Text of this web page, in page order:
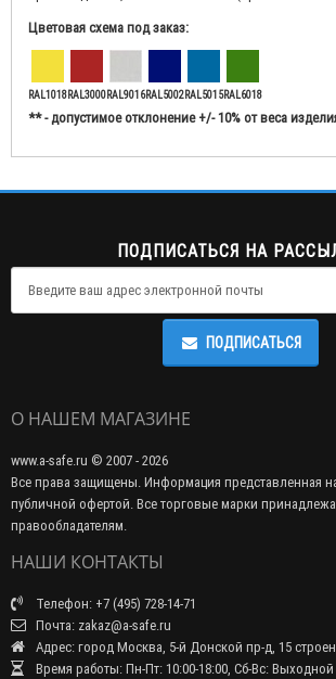
Цветовая схема под заказ:
RAL1018RAL3000RAL9016RAL5002RAL5015RAL6018
** - допустимое отклонение +/- 10% от веса
ПОДПИСАТЬСЯ НА
ПОДПИСАТЬСЯ
О НАШЕМ МАГАЗИНЕ
www.a-safe.ru © 2007 - 2026
Все права защищены. Информация представленная на
публичной офертой. Все торговые марки
правообладателям.
НАШИ КОНТАКТЫ
Телефон: +7 (495) 728-14-71
Почта: zakaz@a-safe.ru
Адрес: город Москва, 5-й Донской пр-д, 15
Время работы: Пн-Пт: 10:00-18:00, Сб-Вс: Выходной